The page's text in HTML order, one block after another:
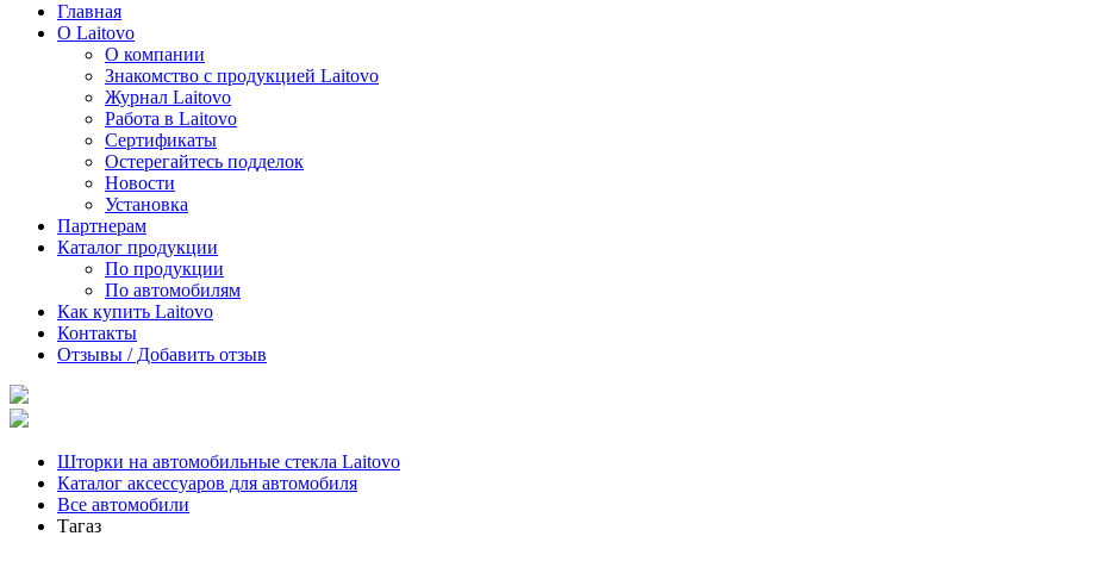
Главная
О Laitovo
О компании
Знакомство с продукцией Laitovo
Журнал Laitovo
Работа в Laitovo
Сертификаты
Остерегайтесь подделок
Новости
Установка
Партнерам
Каталог продукции
По продукции
По автомобилям
Как купить Laitovo
Контакты
Отзывы / Добавить отзыв
Шторки на автомобильные стекла Laitovo
Каталог аксессуаров для автомобиля
Все автомобили
Тагаз